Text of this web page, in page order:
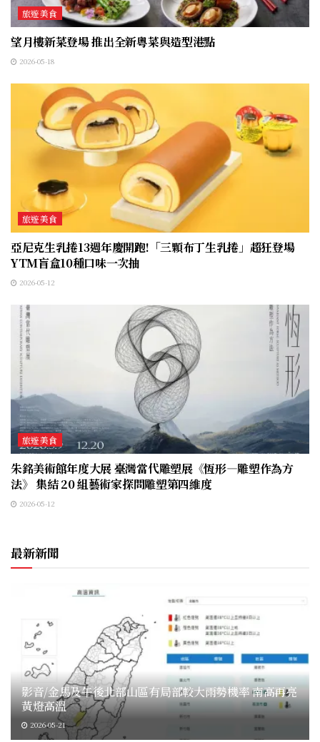
旅遊美食
望月樓新菜登場 推出全新粵菜與造型港點
2026-05-18
旅遊美食
亞尼克生乳捲13週年慶開跑!「三顆布丁生乳捲」超狂登場
YTM盲盒10種口味一次抽
2026-05-12
旅遊美食
朱銘美術館年度大展 臺灣當代雕塑展《恆形—雕塑作為方
法》 集結 20 組藝術家探問雕塑第四維度
2026-05-12
最新新聞
影音/金馬及午後北部山區有局部較大雨勢機率 南高再亮
黃燈高溫
2026-05-21